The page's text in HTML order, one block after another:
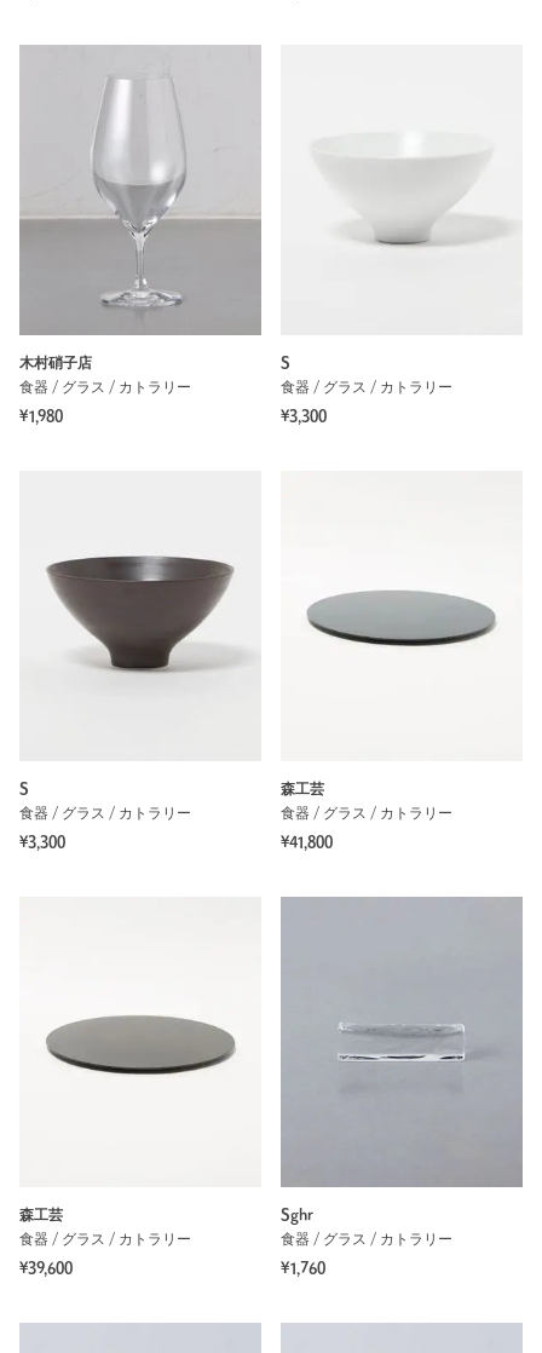
木村硝子店
食器 / グラス / カトラリー
¥1,980
Sゝゝ
食器 / グラス / カトラリー
¥3,300
Sゝゝ
食器 / グラス / カトラリー
¥3,300
森工芸
食器 / グラス / カトラリー
¥41,800
森工芸
食器 / グラス / カトラリー
¥39,600
Sghr
食器 / グラス / カトラリー
¥1,760